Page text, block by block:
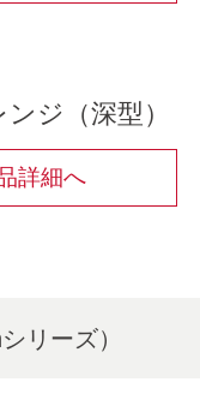
ジ（深型）
詳細へ
リーズ）